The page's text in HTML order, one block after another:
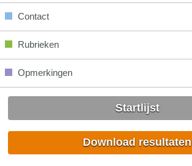
Contact
Rubrieken
Opmerkingen
Startlijst
Download resultaten